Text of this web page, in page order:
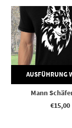
AUSFÜHRUNG
Dieses Produkt weist mehrere Varianten auf. Die Optionen können auf der Produktseite gewählt werden
Mann
€15,00